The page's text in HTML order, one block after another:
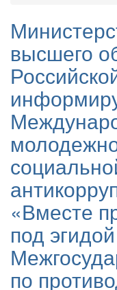
высшего
«Вместе
под эгидой
по